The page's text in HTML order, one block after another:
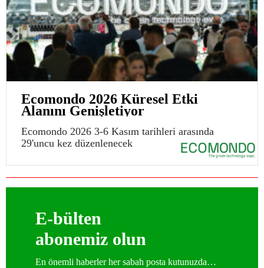
Ecomondo 2026 Küresel Etki
Alanını Genişletiyor
Ecomondo 2026 3-6 Kasım tarihleri arasında
29'uncu kez düzenlenecek
E-bülten
abonemiz olun
En önemli haberler her sabah posta kutunuzda…